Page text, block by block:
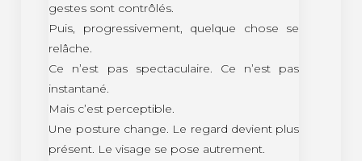
gestes sont contrôlés.
Puis, progressivement, quelque chose se
relâche.
Ce n’est pas spectaculaire. Ce n’est pas
instantané.
Mais c’est perceptible.
Une posture change. Le regard devient plus
présent. Le visage se pose autrement.